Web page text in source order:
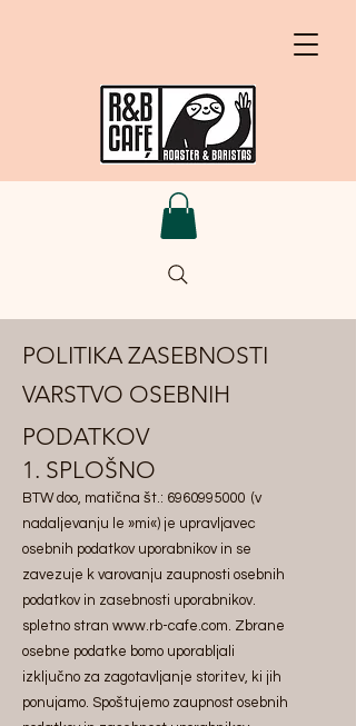
POLITIKA ZASEBNOSTI
VARSTVO OSEBNIH
PODATKOV
1. SPLOŠNO
BTW doo, matična št.: 6960995000 (v
nadaljevanju le »mi«) je upravljavec
osebnih podatkov uporabnikov in se
zavezuje k varovanju zaupnosti osebnih
podatkov in zasebnosti uporabnikov.
spletno stran www.rb-cafe.com. Zbrane
osebne podatke bomo uporabljali
izključno za zagotavljanje storitev, ki jih
ponujamo. Spoštujemo zaupnost osebnih